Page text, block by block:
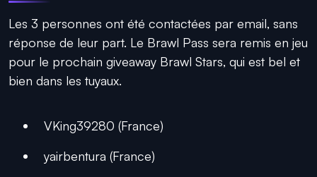
Les 3 personnes ont été contactées par email, sans
réponse de leur part. Le Brawl Pass sera remis en jeu
pour le prochain giveaway Brawl Stars, qui est bel et
bien dans les tuyaux.
VKing39280 (France)
yairbentura (France)